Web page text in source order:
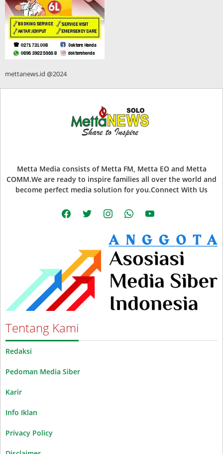
mettanews.id @2024
Metta Media consists of Metta FM, Metta EO and Metta
COMM.We are ready to inspire families all over the world and
become perfect media solution for you.Connect With Us
facebooktwitter instagramwhatsappyoutube
Tentang Kami
Redaksi
Pedoman Media Siber
Karir
Info Iklan
Privacy Policy